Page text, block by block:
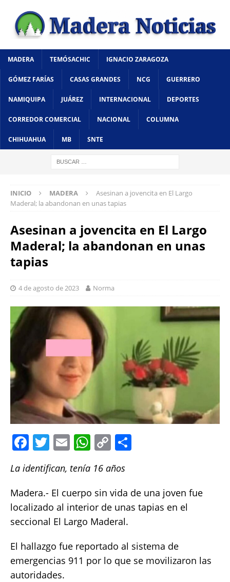
MADERA TEMÓSACHIC IGNACIO ZARAGOZA
GÓMEZ FARÍAS CASAS GRANDES NCG GUERRERO
NAMIQUIPA JUÁREZ INTERNACIONAL DEPORTES
CORREDOR COMERCIAL NACIONAL COLUMNA
CHIHUAHUA MB SNTE
INICIO MADERA
Asesinan a jovencita en El Largo
Maderal; la abandonan en unas tapias
Asesinan a jovencita en El Largo
Maderal; la abandonan en unas
tapias
4 de agosto de 2023 Norma
F
a
c
e
b
o
o
k
T
w
it
te
r
E
m
ai
l
W
at
s
A
p
p
C
p
y
Li
n
k
re
La identifican, tenía 16 años
Madera.- El cuerpo sin vida de una joven fue
localizado al interior de unas tapias en el
seccional El Largo Maderal.
El hallazgo fue reportado al sistema de
emergencias 911 por lo que se movilizaron las
autoridades.